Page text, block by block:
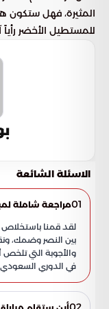
المثيرة، فهل ستكون
للمستطيل الأخضر
الاسئلة الشائعة
01مراجعة شاملة
لقد قمنا
بين النصر وضمك،
والأجوبة التي تلخص
في الدوري